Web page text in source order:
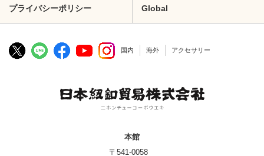
プライバシーポリシー Global
国内 海外 アクセサリー
本館
〒541-0058